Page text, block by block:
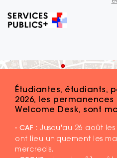
Étudiantes, étudiants,
2026, les
Welcome Desk, sont
- CAF : Jusqu'au 26 août
ont lieu uniquement les
mercredis.